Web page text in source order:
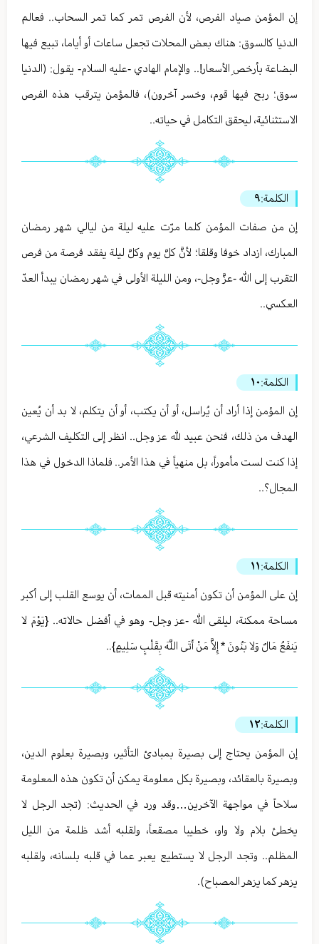
إن المؤمن صياد الفرص، لأن الفرص تمر كما تمر السحاب.. فعالم
الدنيا كالسوق: هناك بعض المحلات تجعل ساعات أو أياما، تبيع فيها
البضاعة بأرخصِ الأسعار!.. والإمام الهادي -عليه السلام- يقول: (الدنيا
سوق؛ ربح فيها قوم، وخسر آخرون)، فالمؤمن يترقب هذه الفرص
الاستثنائية، ليحقق التكامل في حياته..
الكلمة:٩
إن من صفات المؤمن كلما مرّت عليه ليلة من ليالي شهر رمضان
المبارك، ازداد خوفا وقلقا؛ لأنَّ كلَّ يوم وكلَّ ليلة يفقد فرصة من فرص
التقرب إلى الله -عزَّ وجل-، ومن الليلة الأولى في شهر رمضان يبدأ العدّ
العكسي..
الكلمة:١٠
إن المؤمن إذا أراد أن يُراسل، أو أن يكتب، أو أن يتكلم، لا بد أن يُعين
الهدف من ذلك، فنحن عبيد لله عز وجل.. انظر إلى التكليف الشرعي،
إذا كنت لست مأموراً، بل منهياً في هذا الأمر.. فلماذا الدخول في هذا
المجال؟..
الكلمة:١١
إن على المؤمن أن تكون أمنيته قبل الممات، أن يوسع القلب إلى أكبر
مساحة ممكنة، ليلقى الله -عز وجل- وهو في أفضل حالاته.. {يَوْمَ لا
يَنفَعُ مَالٌ وَلا بَنُونَ * إِلاَّ مَنْ أَتَى اللَّهَ بِقَلْبٍ سَلِيمٍ}..
الكلمة:١٢
إن المؤمن يحتاج إلى بصيرة بمبادئ التأثير، وبصيرة بعلوم الدين،
وبصيرة بالعقائد، وبصيرة بكل معلومة يمكن أن تكون هذه المعلومة
سلاحاً في مواجهة الآخرين…وقد ورد في الحديث: (تجد الرجل لا
يخطئ بلام ولا واو، خطيبا مصقعاً، ولقلبه أشد ظلمة من الليل
المظلم.. وتجد الرجل لا يستطيع يعبر عما في قلبه بلسانه، ولقلبه
يزهر كما يزهر المصباح).